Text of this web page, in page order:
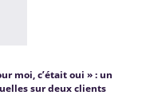
moi, c’était oui » : un
sur deux clients